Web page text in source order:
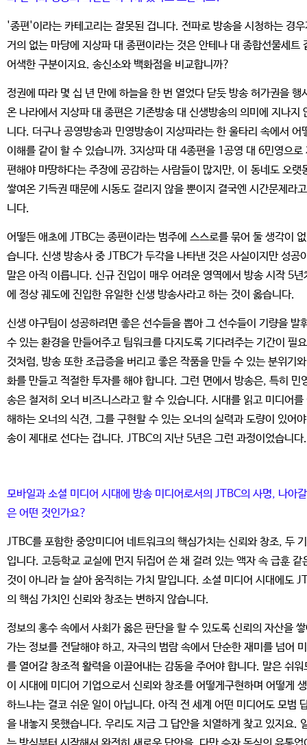
'종편'이라는 카테고리는 잘못된 겁니다. 전파로 방송을 시청하는 경우
거의 없는 마당에 지상파 대 종편이라는 것은 안테나 대 종합선물세트
어색한 구분이지요. 송신소와 백화점을 비교합니까?
정권에 따라 몇 십 년 만에 하늘을 한 번 열었다 닫듯 방송 허가권을 행
온 나라에서 지상파 대 종편은 기존방송 대 신생방송의 의미에 지나지
니다. 더구나 공영방송과 민영방송이 지상파라는 한 울타리 속에서 어
이해를 같이 할 수 있습니까. 3지상파 대 4종편을 1공영 대 6민영으로
편해야 마땅하다는 주장에 공감하는 사람들이 많지만, 이 동네도 오랫
쌓여온 기득권 때문에 시동도 걸리지 않을 뿐이지 결국엔 시간문제라
니다.
어떻든 애초에 JTBC는 종편이라는 범주에 스스로를 묶어 둘 생각이
습니다. 신생 방송사 중 JTBC가 두각을 나타낸 것은 사실이지만 성공
말은 아직 이릅니다. 신규 진입이 매우 어려운 영역에서 방송 시작 5년
에 정상 궤도에 진입한 유일한 신생 방송사라고 하는 것이 옳습니다.
신생 야구팀이 성공하려면 좋은 선수들을 뽑아 그 선수들이 기량을 발
수 있는 환경을 만들어주고 팀워크를 다지도록 기다려주는 기간이 필
것처럼, 방송 또한 조급증을 버리고 좋은 작품을 만들 수 있는 분위기
화를 만들고 적절한 투자를 해야 합니다. 그런 면에서 방송은, 특히 민
송은 철저히 오너 비즈니스라고 할 수 있습니다. 시대를 읽고 미디어를
해하는 오너의 식견, 그를 구현할 수 있는 오너의 실력과 도량이 있어
송이 제대로 선다는 겁니다. JTBC의 지난 5년은 그런 과정이었습니다.
모바일과 소셜 미디어 시대에 방송 미디어로서의 JTBC의 사명, 나아
은 어떤 것인가요?
JTBC를 포함한 중앙미디어 네트워크의 핵심가치는 신뢰와 창조, 두
입니다. 고등학교 교실에 먼지 뒤집어 쓴 채 걸려 있는 액자 속 급훈 같
것이 아니라 늘 살아 움직히는 가치 말입니다. 소셜 미디어 시대에도
의 핵심 가치인 신뢰와 창조는 변하지 않습니다.
정보의 홍수 속에서 사회가 옳은 판단을 할 수 있도록 신뢰의 자산을
가는 정보를 전달해야 하고, 자극의 범람 속에서 단순한 재미를 넘어
를 열어갈 창조적 활력을 이끌어내는 감동을 주어야 합니다. 말은 쉬워
이 시대에 미디어 기업으로서 신뢰와 창조를 어떻게구현하며 어떻게
하느냐는 결코 쉬운 일이 아닙니다. 아직 전 세계 어떤 미디어도 모범
을 내놓지 못했습니다. 우리도 지금 그 답안을 치열하게 찾고 있지요.